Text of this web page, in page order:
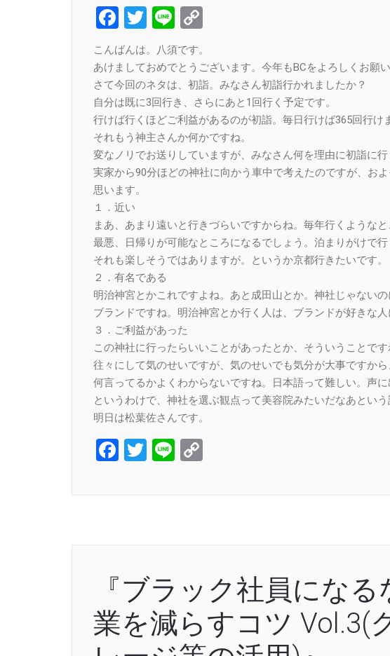
Facebook
Twitter
Line
こんばんは。八須です。
あけましておめでとうございます。今年もBCをよろしくお願い
さて今回のネタは、初詣。みなさん初詣行かれましたか？
自分は既に3回行き、さらにあと1回行く予定です。
行けば行くほどご利益があるのが初詣。毎日行けば365回行け
それもう神主さんか何かですね。
変なノリでお送りしていますが、みなさん何を理由に初詣に
実家から90分ほどの神社に向かう車中で考えたのですが、お
思います。
１．近い
まあ、あまり遠いと行きづらいですからね。毎年行くようなと
最悪、日帰りが可能なところになるでしょう。泊まりがけで行
それも楽しそうではありますが。というか京都行きたいです。
２．有名である
明治神宮とかこれですよね。あと成田山とか。神社じゃないの
ブランドですね。明治神宮とか行く人は、ブランドが好きな人
３．ご利益があった
この神社に行ったらいいことがあったとか、そういうことです
往々にして気のせいですが、気のせいでも気分が大事ですから
何言ってるかよくわからないですね。日本語って難しい。声に
というわけで、神社を選ぶ観点って美容院みたいだなあという
明日は松葉佐さんです。
Facebook
Twitter
Line
『ブラック社員にな
業を減らすコツ Vol.3(